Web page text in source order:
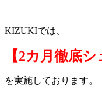
KIZUKIでは、
【2カ月徹底
を実施しております。